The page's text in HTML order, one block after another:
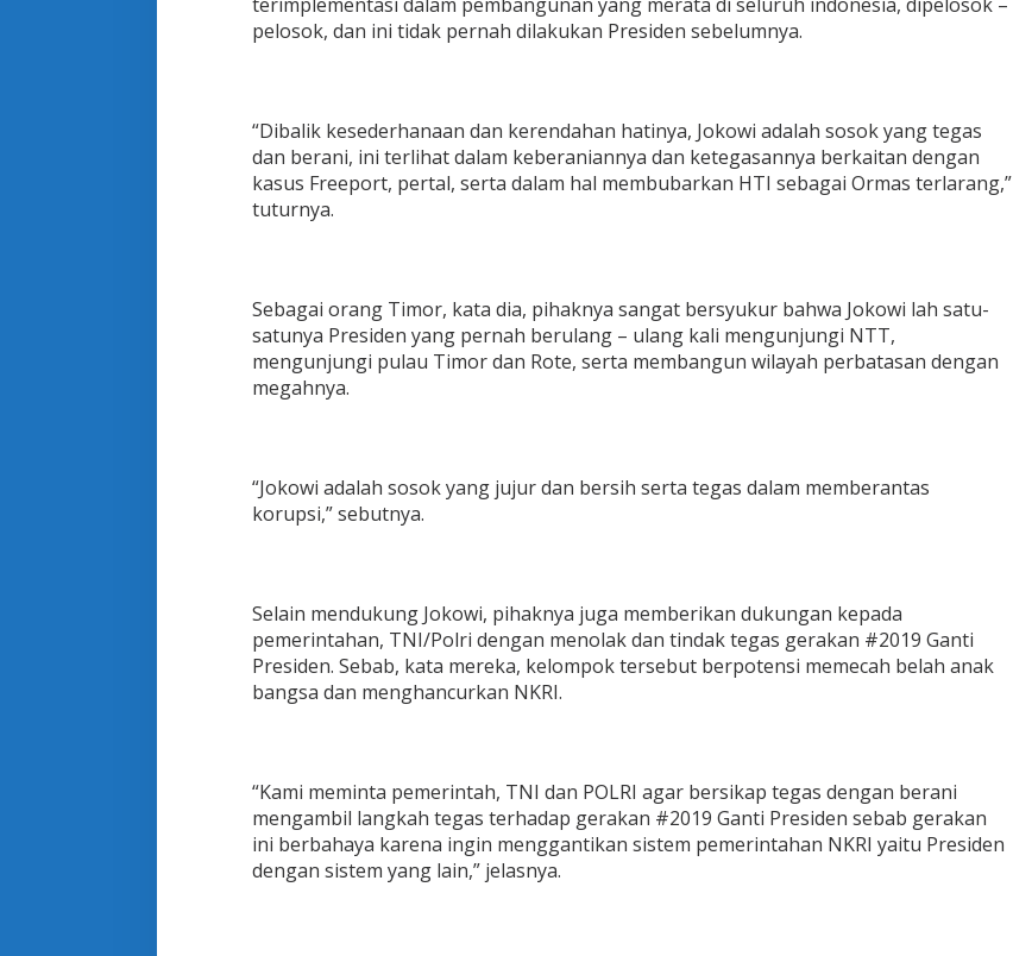
2
0
a
n
i
P
i
d
e
n
pelosok, dan ini tidak pernah dilakukan Presiden sebelumnya.
“Dibalik kesederhanaan dan kerendahan hatinya, Jokowi adalah sosok yang tegas
dan berani, ini terlihat dalam keberaniannya dan ketegasannya berkaitan dengan
kasus Freeport, pertal, serta dalam hal membubarkan HTI sebagai Ormas terlarang,”
tuturnya.
Sebagai orang Timor, kata dia, pihaknya sangat bersyukur bahwa Jokowi lah satu-
satunya Presiden yang pernah berulang – ulang kali mengunjungi NTT,
mengunjungi pulau Timor dan Rote, serta membangun wilayah perbatasan dengan
megahnya.
“Jokowi adalah sosok yang jujur dan bersih serta tegas dalam memberantas
korupsi,” sebutnya.
Selain mendukung Jokowi, pihaknya juga memberikan dukungan kepada
pemerintahan, TNI/Polri dengan menolak dan tindak tegas gerakan #2019 Ganti
Presiden. Sebab, kata mereka, kelompok tersebut berpotensi memecah belah anak
bangsa dan menghancurkan NKRI.
“Kami meminta pemerintah, TNI dan POLRI agar bersikap tegas dengan berani
mengambil langkah tegas terhadap gerakan #2019 Ganti Presiden sebab gerakan
ini berbahaya karena ingin menggantikan sistem pemerintahan NKRI yaitu Presiden
dengan sistem yang lain,” jelasnya.